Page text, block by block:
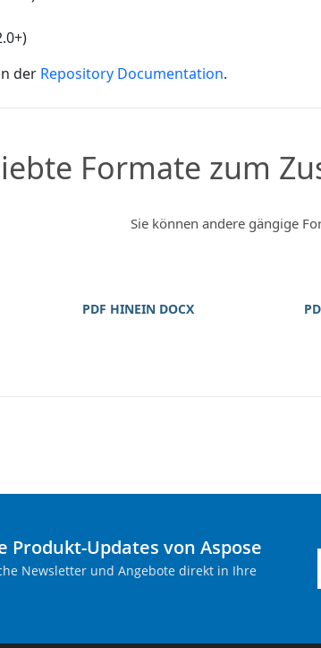
der Repository Documentation.
Formate zum
Sie können andere gängige
PDF HINEIN DOCX
Produkt-Updates von Aspose
Newsletter und Angebote direkt in Ihre